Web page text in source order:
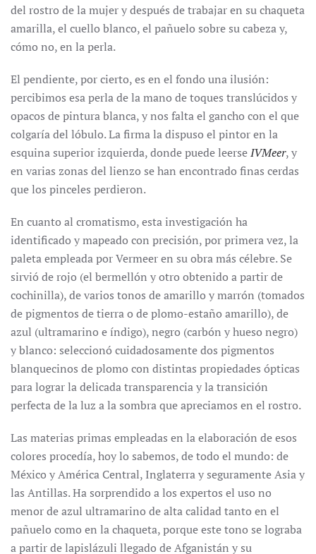
del rostro de la mujer y después de trabajar en su chaqueta
amarilla, el cuello blanco, el pañuelo sobre su cabeza y,
cómo no, en la perla.
El pendiente, por cierto, es en el fondo una ilusión:
percibimos esa perla de la mano de toques translúcidos y
opacos de pintura blanca, y nos falta el gancho con el que
colgaría del lóbulo. La firma la dispuso el pintor en la
esquina superior izquierda, donde puede leerseIVMeer, y
en varias zonas del lienzo se han encontrado finas cerdas
que los pinceles perdieron.
En cuanto al cromatismo, esta investigación ha
identificado y mapeado con precisión, por primera vez, la
paleta empleada por Vermeer en su obra más célebre. Se
sirvió de rojo (el bermellón y otro obtenido a partir de
cochinilla), de varios tonos de amarillo y marrón (tomados
de pigmentos de tierra o de plomo-estaño amarillo), de
azul (ultramarino e índigo), negro (carbón y hueso negro)
y blanco: seleccionó cuidadosamente dos pigmentos
blanquecinos de plomo con distintas propiedades ópticas
para lograr la delicada transparencia y la transición
perfecta de la luz a la sombra que apreciamos en el rostro.
Las materias primas empleadas en la elaboración de esos
colores procedía, hoy lo sabemos, de todo el mundo: de
México y América Central, Inglaterra y seguramente Asia y
las Antillas. Ha sorprendido a los expertos el uso no
menor de azul ultramarino de alta calidad tanto en el
pañuelo como en la chaqueta, porque este tono se lograba
a partir de lapislázuli llegado de Afganistán y su